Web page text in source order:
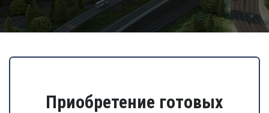
Приобретение готовых